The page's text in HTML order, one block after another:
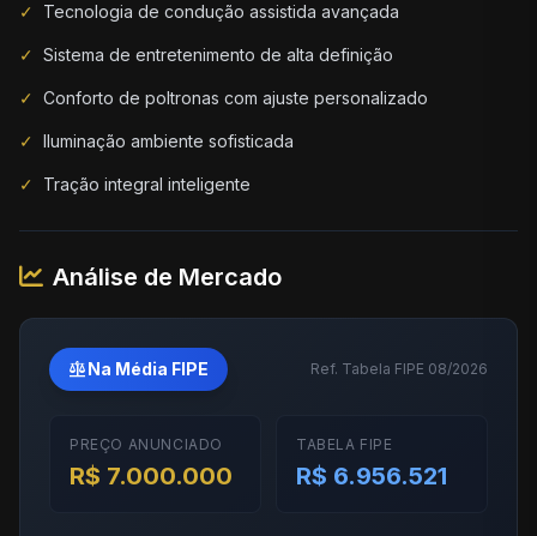
✓ Tecnologia de condução assistida avançada
✓ Sistema de entretenimento de alta definição
✓ Conforto de poltronas com ajuste personalizado
✓ Iluminação ambiente sofisticada
✓ Tração integral inteligente
Análise de Mercado
balanceNa Média FIPE Ref. Tabela FIPE 08/2026
PREÇO ANUNCIADO
R$ 7.000.000
TABELA FIPE
R$ 6.956.521